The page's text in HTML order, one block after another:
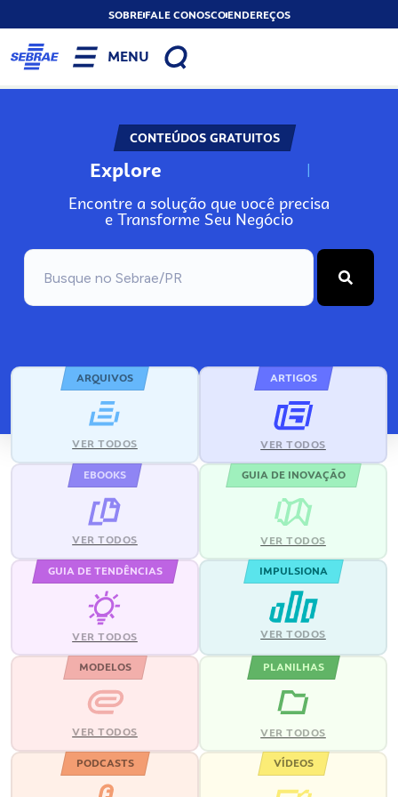
SOBREFALE CONOSCOENDEREÇOS
MENU
CONTEÚDOS GRATUITOS
Explore N
Encontre a solução que você precisa
e Transforme Seu Negócio
ARQUIVOS
VER TODOS
ARTIGOS
VER TODOS
EBOOKS
VER TODOS
GUIA DE INOVAÇÃO
VER TODOS
GUIA DE TENDÊNCIAS
VER TODOS
IMPULSIONA
VER TODOS
MODELOS
VER TODOS
PLANILHAS
VER TODOS
PODCASTS VÍDEOS